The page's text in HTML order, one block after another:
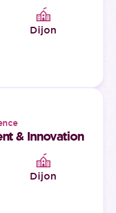
Dijon
& Innovation
Dijon